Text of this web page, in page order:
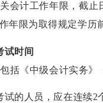
计工作年限，截止
年限为取得规定学历
试时间
括《中级会计实务》
试的人员，应在连续2